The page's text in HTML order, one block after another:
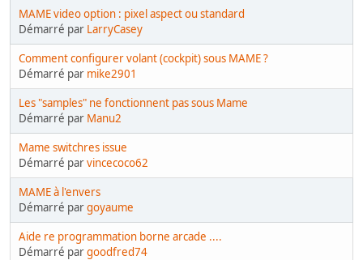
MAME video option : pixel aspect ou standard
Démarré par LarryCasey
Comment configurer volant (cockpit) sous MAME ?
Démarré par mike2901
Les "samples" ne fonctionnent pas sous Mame
Démarré par Manu2
Mame switchres issue
Démarré parvincecoco62
MAME à l'envers
Démarré pargoyaume
Aide re programmation borne arcade ....
Démarré pargoodfred74